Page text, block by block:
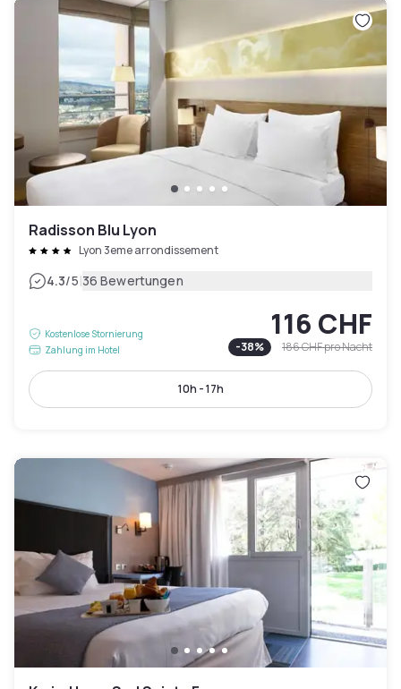
Radisson Blu Lyon
Lyon 3eme arrondissement
4.3/5|36 Bewertungen
Kostenlose Stornierung
Zahlung im Hotel
116 CHF
-38% 186 CHFpro Nacht
10h - 17h